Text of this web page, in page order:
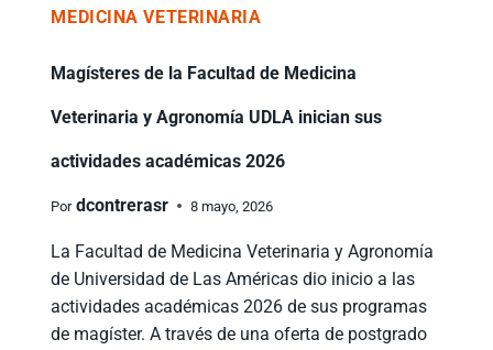
MEDICINA VETERINARIA
Magísteres de la Facultad de Medicina
Veterinaria y Agronomía UDLA inician sus
actividades académicas 2026
Por dcontrerasr 8 mayo, 2026
La Facultad de Medicina Veterinaria y Agronomía
de Universidad de Las Américas dio inicio a las
actividades académicas 2026 de sus programas
de magíster. A través de una oferta de postgrado